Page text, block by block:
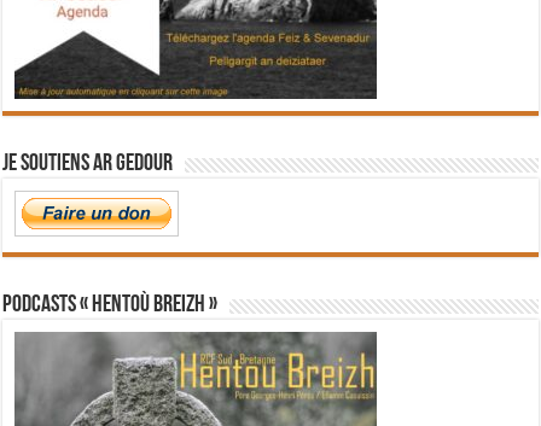
Je soutiens Ar Gedour
PODCASTS « Hentoù Breizh »